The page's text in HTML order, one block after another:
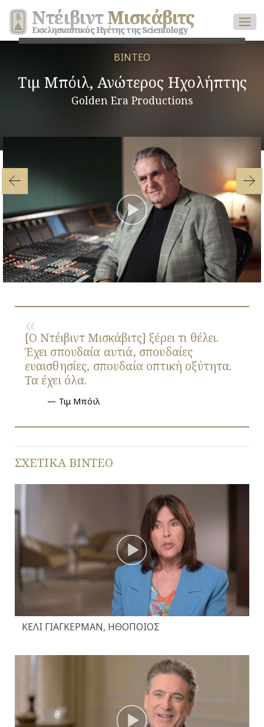
ΝτέιβιντΜισκάβιτς
Εκκλησιαστικός Ηγέτης της Scientology
ΒΙΝΤΕΟ
Τιμ Μπόιλ, Ανώτερος Ηχολήπτης
Golden Era Productions
Play
Video
[Ο Ντέιβιντ Μισκάβιτς] ξέρει τι θέλει.
Έχει σπουδαία αυτιά, σπουδαίες
ευαισθησίες, σπουδαία οπτική οξύτητα.
Τα έχει όλα.
Τιμ Μπόιλ
ΣΧΕΤΙΚΑ ΒΙΝΤΕΟ
ΚΈΛΙ ΓΙΆΓΚΕΡΜΑΝ, ΗΘΟΠΟΙΌΣ